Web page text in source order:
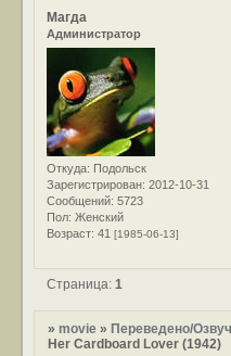
Магда
Администратор
Откуда: Подольск
Зарегистрирован: 2012-10-31
Сообщений: 5723
Пол: Женский
Возраст: 41[1985-06-13]
Страница: 1
»movie » Переведено/
Her Cardboard Lover (1942)